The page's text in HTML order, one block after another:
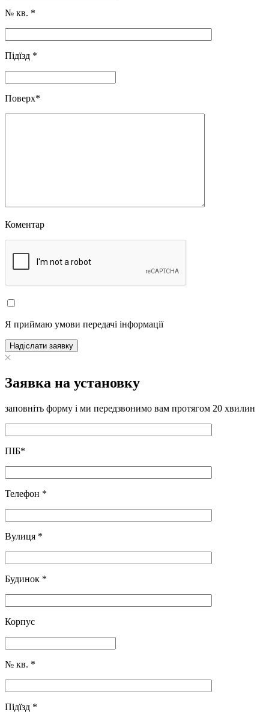
№ кв. *
Підїзд *
Поверх*
Коментар
Я приймаю умови передачі інформації
Надіслати заявку
Заявка на установку
заповніть форму і ми передзвонимо вам протягом 20 хвилин
ПІБ*
Телефон *
Вулиця *
Будинок *
Корпус
№ кв. *
Підїзд *